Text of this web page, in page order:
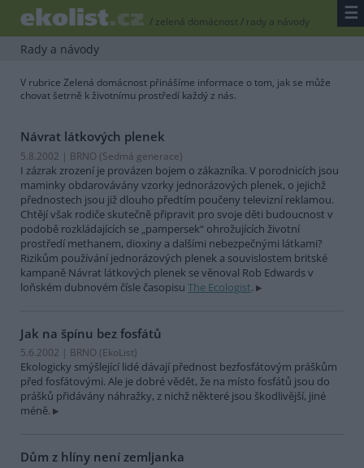
/ zelená domácnost/ rady a návody ☰
Rady a návody
V rubrice Zelená domácnost přinášíme informace o tom, jak se může
chovat šetrně k životnímu prostředí každý z nás.
Návrat látkových plenek
5.8.2002 | BRNO (Sedmá generace)
I zázrak zrození je provázen bojem o zákazníka. V porodnicích jsou
maminky obdarovávány vzorky jednorázových plenek, o jejichž
přednostech jsou již dlouho předtím poučeny televizní reklamou.
Chtějí však rodiče skutečně připravit pro svoje děti budoucnost v
podobě rozkládajících se „pampersek“ ohrožujících životní
prostředí methanem, dioxiny a dalšími nebezpečnými látkami?
Rizikům používání jednorázových plenek a souvislostem britské
kampaně Návrat látkových plenek se věnoval Rob Edwards v
loňském dubnovém čísle časopisu The Ecologist.
Jak na špínu bez fosfátů
5.6.2002 | BRNO (EkoList)
Ekologicky smýšlející lidé dávají přednost bezfosfátovým práškům
před fosfátovými. Ale je dobré vědět, že na místo fosfátů jsou do
prášků přidávány náhražky, z nichž některé jsou škodlivější, jiné
méně.
Dům z hlíny není zemljanka